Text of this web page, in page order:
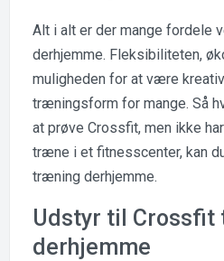
Alt i alt er der mange fordele
derhjemme. Fleksibiliteten,
muligheden for at være
træningsform for mange. Så
at prøve Crossfit, men ikke
træne i et fitnesscenter, kan
træning derhjemme.
Udstyr til
derhjemme